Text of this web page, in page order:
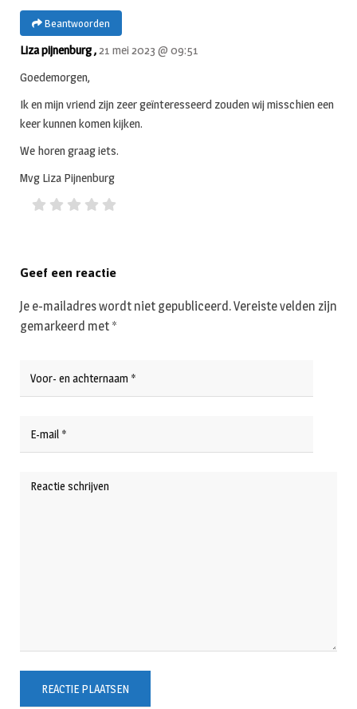
Beantwoorden
Liza pijnenburg ,21 mei 2023 @ 09:51
Goedemorgen,
Ik en mijn vriend zijn zeer geïnteresseerd zouden wij misschien een
keer kunnen komen kijken.
We horen graag iets.
Mvg Liza Pijnenburg
Geef een reactie
Je e-mailadres wordt niet gepubliceerd.Vereiste velden zijn
gemarkeerd met *